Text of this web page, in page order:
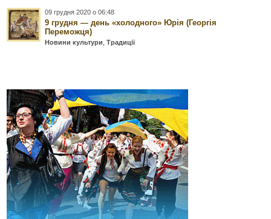
09 грудня 2020 о 06:48
9 грудня — день «холодного» Юрія (Георгія
Переможця)
Новини культури ,Традиції